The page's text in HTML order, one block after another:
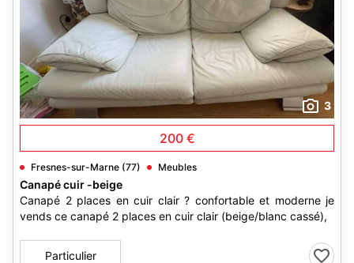
3
200 €
Fresnes-sur-Marne (77) Meubles
Canapé cuir -beige
Canapé 2 places en cuir clair ? confortable et moderne je
vends ce canapé 2 places en cuir clair (beige/blanc cassé),
Particulier